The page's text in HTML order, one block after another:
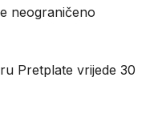
neograničeno
Pretplate vrijede 30